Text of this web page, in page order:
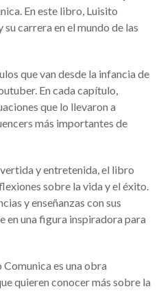
En este libro, Luisito
carrera en el mundo de las
que van desde la infancia de
En cada capítulo,
que lo llevaron a
más importantes de
y entretenida, el libro
sobre la vida y el éxito.
y enseñanzas con sus
en una figura inspiradora para
es una obra
quieren conocer más sobre la